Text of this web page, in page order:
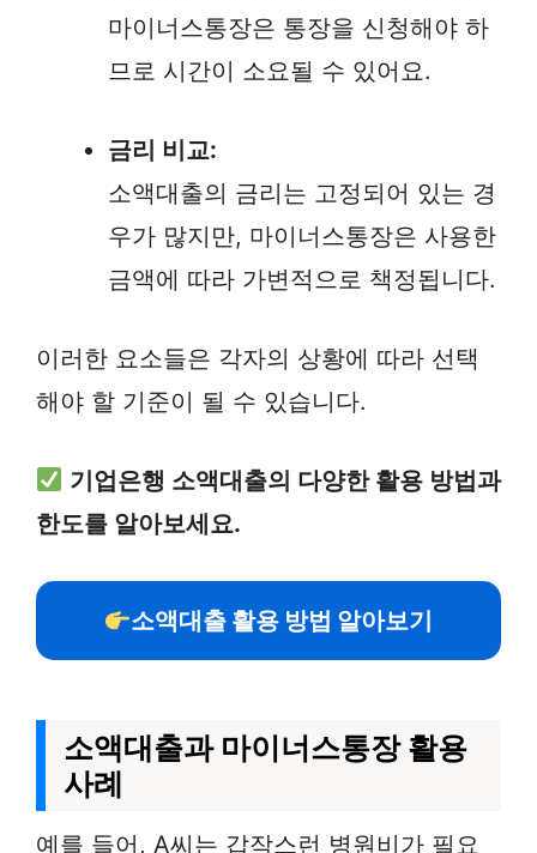
마이너스통장은 통장을 신청해야 하
므로 시간이 소요될 수 있어요.
금리 비교:
소액대출의 금리는 고정되어 있는 경
우가 많지만, 마이너스통장은 사용한
금액에 따라 가변적으로 책정됩니다.
이러한 요소들은 각자의 상황에 따라 선택
해야 할 기준이 될 수 있습니다.
기업은행 소액대출의 다양한 활용 방법과
한도를 알아보세요.
소액대출 활용 방법 알아보기
소액대출과 마이너스통장 활용
사례
예를 들어, A씨는 갑작스런 병원비가 필요